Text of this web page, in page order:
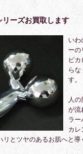
ーズお買取します
いわ
ーの
ピ
ら
す。
人
が流
ラー
カレ
とツヤのあるお肌へと導